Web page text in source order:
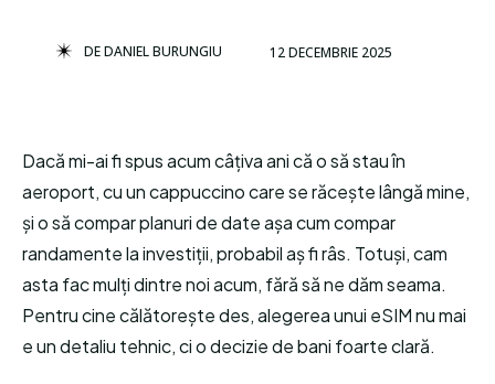
DEDANIEL BURUNGIU 12 DECEMBRIE 2025
Dacă mi-ai fi spus acum câțiva ani că o să stau în
aeroport, cu un cappuccino care se răcește lângă mine,
și o să compar planuri de date așa cum compar
randamente la investiții, probabil aș fi râs. Totuși, cam
asta fac mulți dintre noi acum, fără să ne dăm seama.
Pentru cine călătorește des, alegerea unui eSIM nu mai
e un detaliu tehnic, ci o decizie de bani foarte clară.